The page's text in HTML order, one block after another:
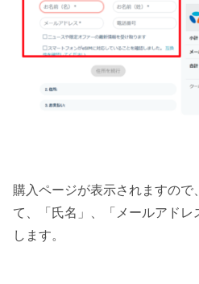
購入ページが表示されますの
て、「氏名」、「メールアドレ
します。